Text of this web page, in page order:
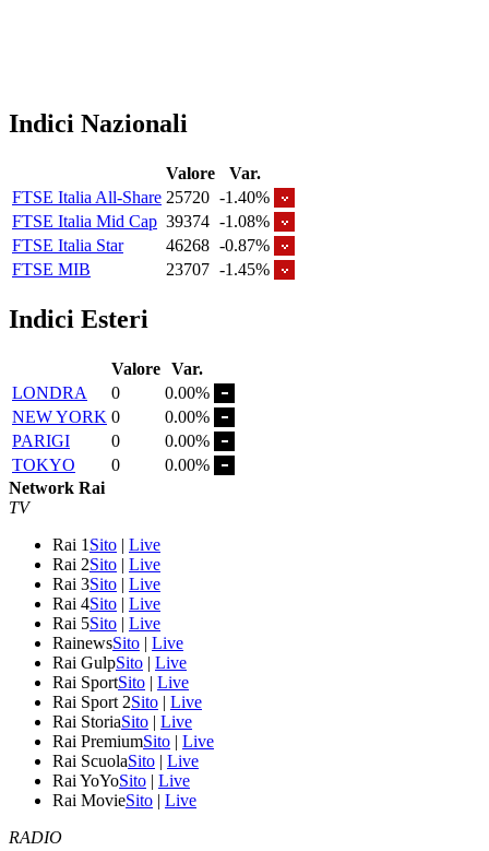
Indici Nazionali
Valore
Var.
FTSE Italia All-Share 25720 -1.40%
FTSE Italia Mid Cap 39374 -1.08%
FTSE Italia Star
46268 -0.87%
FTSE MIB
23707 -1.45%
Indici Esteri
Valore Var.
LONDRA
0
0.00%
NEW YORK 0
0.00%
PARIGI
0
0.00%
TOKYO
0
0.00%
Network Rai
TV
Rai 1 Sito | Live
Rai 2Sito | Live
Rai 3Sito | Live
Rai 4Sito | Live
Rai 5Sito | Live
RainewsSito | Live
Rai GulpSito | Live
Rai SportSito | Live
Rai Sport 2Sito | Live
Rai StoriaSito | Live
Rai PremiumSito | Live
Rai ScuolaSito | Live
Rai YoYoSito | Live
Rai MovieSito | Live
RADIO